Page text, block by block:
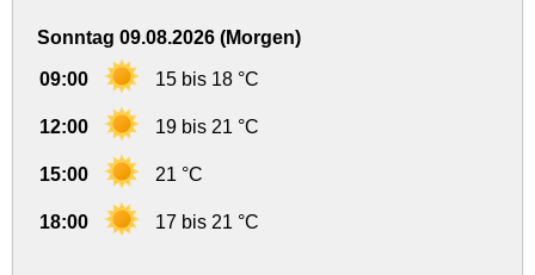
Sonntag 09.08.2026 (Morgen)
09:00 15 bis 18 °C
12:00 19 bis 21 °C
15:00 21 °C
18:00 17 bis 21 °C